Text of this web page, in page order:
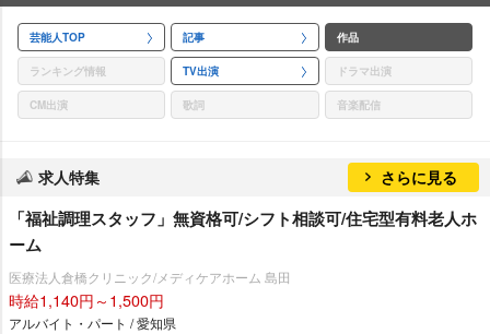
芸能人TOP 記事 作品
ランキング情報 TV出演 ドラマ出演
CM出演 歌詞 音楽配信
求人特集 さらに見る
「福祉調理スタッフ」無資格可/シフト相談可/住宅型有料老人ホ
ーム
医療法人倉橋クリニック/メディケアホーム 島田
時給1,140円～1,500円
アルバイト・パート / 愛知県